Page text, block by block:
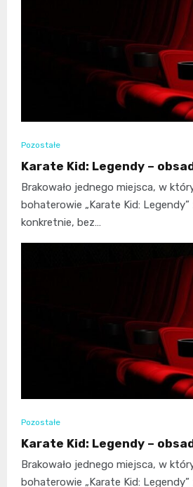
Pozostałe
Karate Kid: Legendy –
Brakowało jednego miejsca, w
bohaterowie „Karate Kid:
konkretnie, bez…
Pozostałe
Karate Kid: Legendy –
Brakowało jednego miejsca, w
bohaterowie „Karate Kid: